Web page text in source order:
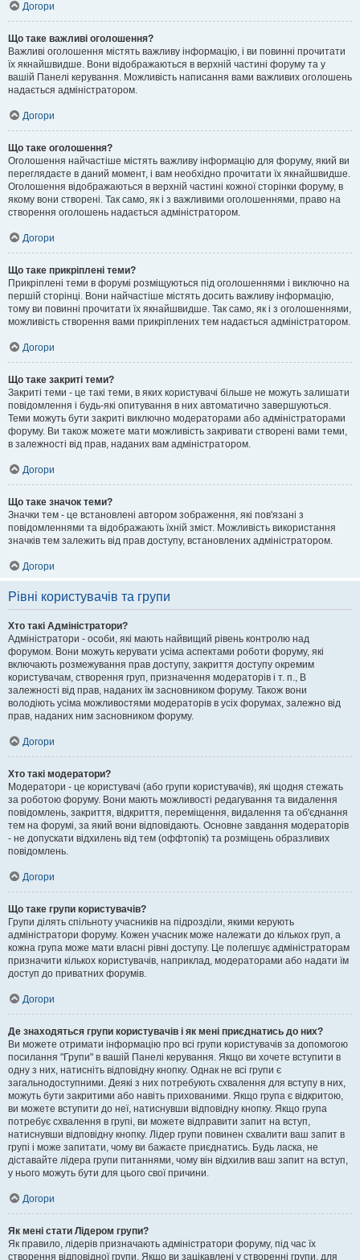
Догори
Що таке важливі оголошення?
Важливі оголошення містять важливу інформацію, і ви повинні прочитати
їх якнайшвидше. Вони відображаються в верхній частині форуму та у
вашій Панелі керування. Можливість написання вами важливих оголошень
надається адміністратором.
Догори
Що таке оголошення?
Оголошення найчастіше містять важливу інформацію для форуму, який ви
переглядаєте в даний момент, і вам необхідно прочитати їх якнайшвидше.
Оголошення відображаються в верхній частині кожної сторінки форуму, в
якому вони створені. Так само, як і з важливими оголошеннями, право на
створення оголошень надається адміністратором.
Догори
Що таке прикріплені теми?
Прикріплені теми в форумі розміщуються під оголошеннями і виключно на
першій сторінці. Вони найчастіше містять досить важливу інформацію,
тому ви повинні прочитати їх якнайшвидше. Так само, як і з оголошеннями,
можливість створення вами прикріплених тем надається адміністратором.
Догори
Що таке закриті теми?
Закриті теми - це такі теми, в яких користувачі більше не можуть залишати
повідомлення і будь-які опитування в них автоматично завершуються.
Теми можуть бути закриті виключно модераторами або адміністраторами
форуму. Ви також можете мати можливість закривати створені вами теми,
в залежності від прав, наданих вам адміністратором.
Догори
Що таке значок теми?
Значки тем - це встановлені автором зображення, які пов'язані з
повідомленнями та відображають їхній зміст. Можливість використання
значків тем залежить від прав доступу, встановлених адміністратором.
Догори
Рівні користувачів та групи
Хто такі Адміністратори?
Адміністратори - особи, які мають найвищий рівень контролю над
форумом. Вони можуть керувати усіма аспектами роботи форуму, які
включають розмежування прав доступу, закриття доступу окремим
користувачам, створення груп, призначення модераторів і т. п., В
залежності від прав, наданих їм засновником форуму. Також вони
володіють усіма можливостями модераторів в усіх форумах, залежно від
прав, наданих ним засновником форуму.
Догори
Хто такі модератори?
Модератори - це користувачі (або групи користувачів), які щодня стежать
за роботою форуму. Вони мають можливості редагування та видалення
повідомлень, закриття, відкриття, переміщення, видалення та об'єднання
тем на форумі, за який вони відповідають. Основне завдання модераторів
- не допускати відхилень від тем (оффтопік) та розміщень образливих
повідомлень.
Догори
Що таке групи користувачів?
Групи ділять спільноту учасників на підрозділи, якими керують
адміністратори форуму. Кожен учасник може належати до кількох груп, а
кожна група може мати власні рівні доступу. Це полегшує адміністраторам
призначити кількох користувачів, наприклад, модераторами або надати їм
доступ до приватних форумів.
Догори
Де знаходяться групи користувачів і як мені приєднатись до них?
Ви можете отримати інформацію про всі групи користувачів за допомогою
посилання "Групи" в вашій Панелі керування. Якщо ви хочете вступити в
одну з них, натисніть відповідну кнопку. Однак не всі групи є
загальнодоступними. Деякі з них потребують схвалення для вступу в них,
можуть бути закритими або навіть прихованими. Якщо група є відкритою,
ви можете вступити до неї, натиснувши відповідну кнопку. Якщо група
потребує схвалення в групі, ви можете відправити запит на вступ,
натиснувши відповідну кнопку. Лідер групи повинен схвалити ваш запит в
групі і може запитати, чому ви бажаєте приєднатись. Будь ласка, не
діставайте лідера групи питаннями, чому він відхилив ваш запит на вступ,
у нього можуть бути для цього свої причини.
Догори
Як мені стати Лідером групи?
Як правило, лідерів призначають адміністратори форуму, під час їх
створення відповідної групи. Якщо ви зацікавлені у створенні групи, для